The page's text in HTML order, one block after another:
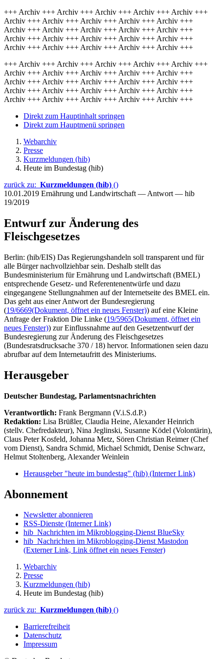
+++ Archiv +++ Archiv +++ Archiv +++ Archiv +++ Archiv +++
Archiv +++ Archiv +++ Archiv +++ Archiv +++ Archiv +++
Archiv +++ Archiv +++ Archiv +++ Archiv +++ Archiv +++
Archiv +++ Archiv +++ Archiv +++ Archiv +++ Archiv +++
Archiv +++ Archiv +++ Archiv +++ Archiv +++ Archiv +++
+++ Archiv +++ Archiv +++ Archiv +++ Archiv +++ Archiv +++
Archiv +++ Archiv +++ Archiv +++ Archiv +++ Archiv +++
Archiv +++ Archiv +++ Archiv +++ Archiv +++ Archiv +++
Archiv +++ Archiv +++ Archiv +++ Archiv +++ Archiv +++
Archiv +++ Archiv +++ Archiv +++ Archiv +++ Archiv +++
Direkt zum Hauptinhalt springen
Direkt zum Hauptmenü springen
Webarchiv
Presse
Kurzmeldungen (hib)
Heute im Bundestag (hib)
zurück zu: Kurzmeldungen (hib) ()
10.01.2019 Ernährung und Landwirtschaft — Antwort — hib
19/2019
Entwurf zur Änderung des
Fleischgesetzes
Berlin: (hib/EIS) Das Regierungshandeln soll transparent und für
alle Bürger nachvollziehbar sein. Deshalb stellt das
Bundesministerium für Ernährung und Landwirtschaft (BMEL)
entsprechende Gesetz- und Referentenentwürfe und dazu
eingegangene Stellungnahmen auf der Internetseite des BMEL ein.
Das geht aus einer Antwort der Bundesregierung
(19/6669(Dokument, öffnet ein neues Fenster)) auf eine Kleine
Anfrage der Fraktion Die Linke (19/5965(Dokument, öffnet ein
neues Fenster)) zur Einflussnahme auf den Gesetzentwurf der
Bundesregierung zur Änderung des Fleischgesetzes
(Bundesratsdrucksache 370 / 18) hervor. Informationen seien dazu
abrufbar auf dem Internetaufritt des Ministeriums.
Herausgeber
Deutscher Bundestag, Parlamentsnachrichten
Verantwortlich: Frank Bergmann (V.i.S.d.P.)
Redaktion: Lisa Brüßler, Claudia Heine, Alexander Heinrich
(stellv. Chefredakteur), Nina Jeglinski, Susanne Ködel (Volontärin),
Claus Peter Kosfeld, Johanna Metz, Sören Christian Reimer (Chef
vom Dienst), Sandra Schmid, Michael Schmidt, Denise Schwarz,
Helmut Stoltenberg, Alexander Weinlein
Herausgeber "heute im bundestag" (hib) (Interner Link)
Abonnement
Newsletter abonnieren
RSS-Dienste (Interner Link)
hib_Nachrichten im Mikroblogging-Dienst BlueSky
hib_Nachrichten im Mikroblogging-Dienst Mastodon
(Externer Link, Link öffnet ein neues Fenster)
Webarchiv
Presse
Kurzmeldungen (hib)
Heute im Bundestag (hib)
zurück zu: Kurzmeldungen (hib) ()
Barrierefreiheit
Datenschutz
Impressum